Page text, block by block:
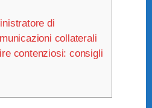
di
collaterali
contenziosi: consigli